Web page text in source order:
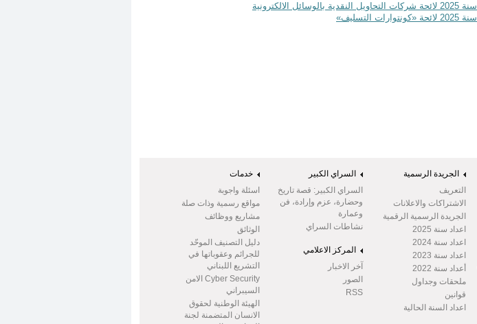
الجريدة الرسمية
التعريف
الاشتراكات والاعلانات
الجريدة الرسمية الرقمية
اعداد سنة 2025
اعداد سنة 2024
اعداد سنة 2023
أعداد سنة 2022
ملحقات وجداول
قوانين
اعداد السنة الحالية
السراي الكبير
السراي الكبير: قصة تاريخ
وحضارة، عزم وإرادة، فن
وعمارة
نشاطات السراي
المركز الاعلامي
آخر الاخبار
الصور
RSS
خدمات
اسئلة واجوبة
مواقع رسمية وذات صلة
مشاريع ووظائف
الوثائق
دليل التصنيف الموحّد
للجرائم وعقوباتها في
التشريع اللبناني
Cyber Security الامن
السيبراني
الهيئة الوطنية لحقوق
الانسان المتضمنة لجنة